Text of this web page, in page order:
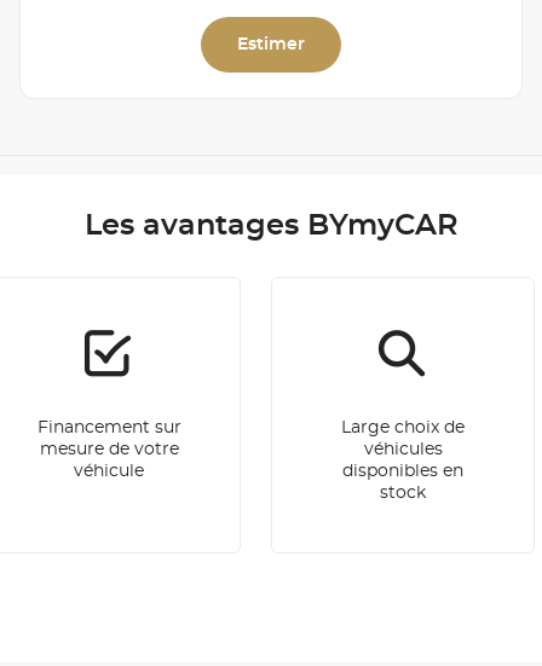
Estimer
Les avantages BYmyCAR
Financement sur
mesure de votre
véhicule
Large choix de
véhicules
disponibles en
stock